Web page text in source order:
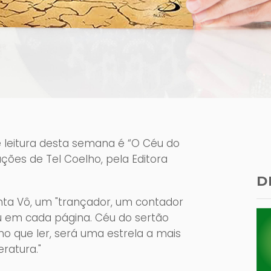
desta semana é “O Céu do
de Tel Coelho, pela Editora
Vô, um "trançador, um contador
em cada página. Céu do sertão
que ler, será uma estrela a mais